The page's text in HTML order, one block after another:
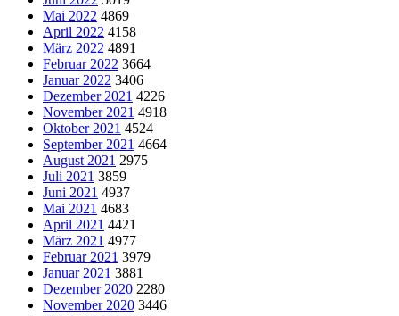
Mai 2022 4869
April 2022 4158
März 2022 4891
Februar 2022 3664
Januar 2022 3406
Dezember 2021 4226
November 2021 4918
Oktober 2021 4524
September 2021 4664
August 2021 2975
Juli 2021 3859
Juni 2021 4937
Mai 2021 4683
April 2021 4421
März 2021 4977
Februar 2021 3979
Januar 2021 3881
Dezember 2020 2280
November 2020 3446